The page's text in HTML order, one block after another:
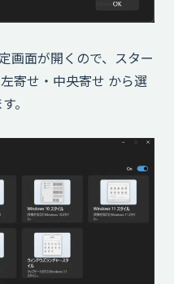
画面が開くので、スター
寄せ・中央寄せ から選
。